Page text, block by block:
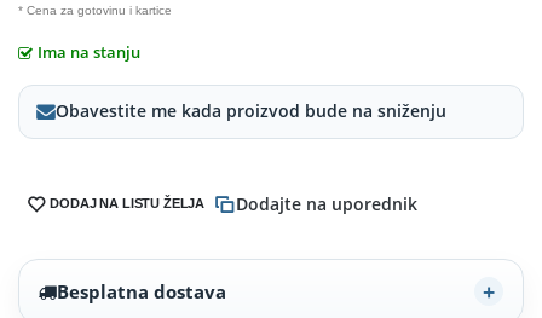
* Cena za gotovinu i kartice
Ima na stanju
Obavestite me kada proizvod bude na sniženju
DODAJ NA LISTU ŽELJA Dodajte na uporednik
Besplatna dostava